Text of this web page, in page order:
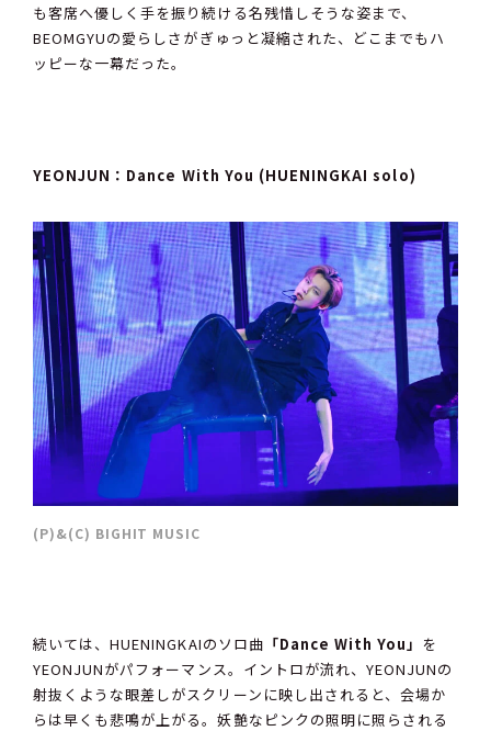
も客席へ優しく手を振り続ける名残惜しそうな姿まで、
BEOMGYUの愛らしさがぎゅっと凝縮された、どこまでもハ
ッピーな一幕だった。
YEONJUN：Dance With You (HUENINGKAI solo)
(P)&(C) BIGHIT MUSIC
続いては、HUENINGKAIのソロ曲 「Dance With You」 を
YEONJUNがパフォーマンス。イントロが流れ、YEONJUNの
射抜くような眼差しがスクリーンに映し出されると、会場か
らは早くも悲鳴が上がる。妖艶なピンクの照明に照らされる